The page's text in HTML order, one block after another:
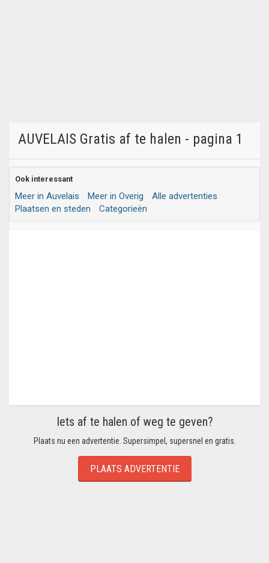
AUVELAIS Gratis af te halen - pagina 1
Ook interessant
Meer in Auvelais Meer in Overig
Alle advertenties
Plaatsen en steden
Categorieën
Iets af te halen of weg te geven?
Plaats nu een advertentie. Supersimpel, supersnel en gratis.
PLAATS ADVERTENTIE